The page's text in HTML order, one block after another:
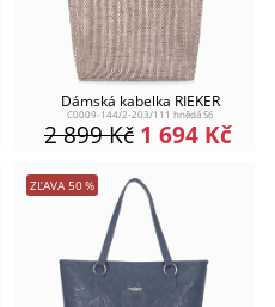
Dámská kabelka RIEKER
C0009-144/2-203/111 hnědá S6
1 694 Kč
2 899Kč
ZĽAVA 50%